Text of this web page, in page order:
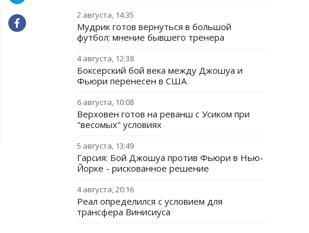
2 августа, 14:35
Мудрик готов вернуться в большой
футбол: мнение бывшего тренера
4 августа, 12:38
Боксерский бой века между Джошуа и
Фьюри перенесен в США
6 августа, 10:08
Верховен готов на реванш с Усиком при
"весомых" условиях
5 августа, 13:49
Гарсия: Бой Джошуа против Фьюри в Нью-
Йорке - рискованное решение
4 августа, 20:16
Реал определился с условием для
трансфера Винисиуса